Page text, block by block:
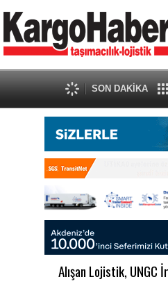
SON DAKİKA
Alışan Lojistik, UNGC